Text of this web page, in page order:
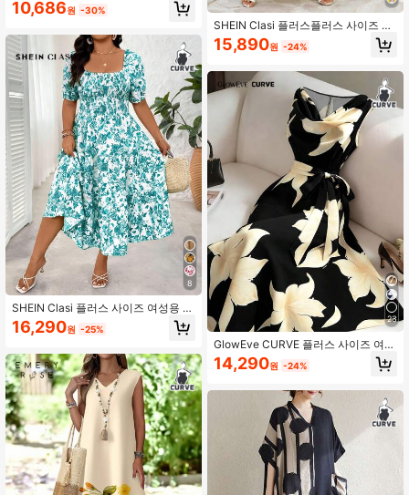
10,686원 -30%
8
SHEIN Clasi 플러스 사이즈 여성용 스
퀘어 넥 캐주얼 리조트 여름 드레스
16,290원 -25%
SHEIN Clasi 플러스플러스 사이즈 여
성 여름 드레스, 우아하고 로맨틱한 플
로럴 프린트 비대칭 헴 롱 드레스 여성
여성 여름 드레스 플러스플러스 사이
즈 드레스 우아한 맥시 드레스 여성용
우아한 드레스 플러스플러스 사이즈
여성용 러플 드레스 절제된 드레스 외
출 드레스
15,890원 -24%
23
GlowEve CURVE 플러스 사이즈 여성
우아한 민소매 꽃무늬 프린트 드레스
보우 타이 새시 포함
14,290원 -24%